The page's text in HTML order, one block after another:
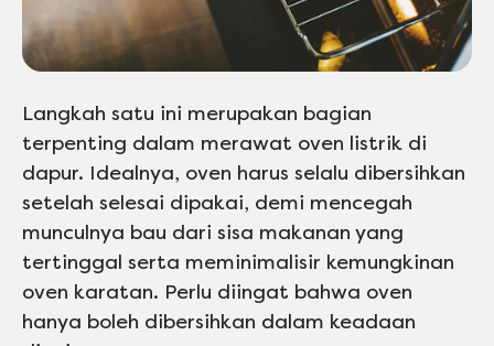
Langkah satu ini merupakan bagian
terpenting dalam merawat oven listrik di
dapur. Idealnya, oven harus selalu dibersihkan
setelah selesai dipakai, demi mencegah
munculnya bau dari sisa makanan yang
tertinggal serta meminimalisir kemungkinan
oven karatan. Perlu diingat bahwa oven
hanya boleh dibersihkan dalam keadaan